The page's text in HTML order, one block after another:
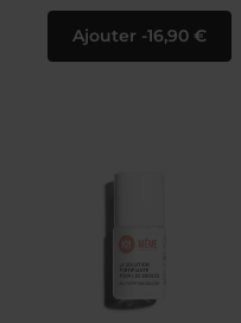
Ajouter 16,90 €